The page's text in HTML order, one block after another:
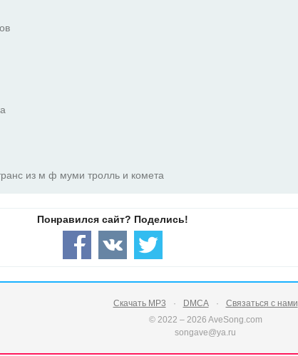
из м ф муми тролль и комета
Скачать MP3 DMCA
Связаться с нами
© 2022 – 2026 AveSong.com
songave@ya.ru